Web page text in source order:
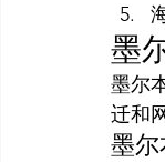
墨
墨尔
迁和
墨